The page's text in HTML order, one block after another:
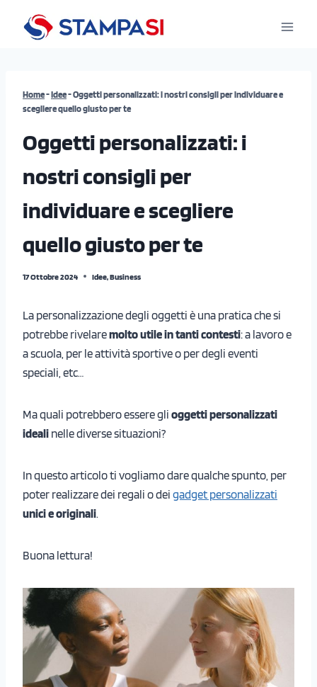
Home-Idee-Oggetti personalizzati: i nostri consigli per individuare e
scegliere quello giusto per te
Oggetti personalizzati: i
nostri consigli per
individuare e scegliere
quello giusto per te
17 Ottobre 2024 Idee,Business
La personalizzazione degli oggetti è una pratica che si
potrebbe rivelaremolto utile in tanti contesti: a lavoro e
a scuola, per le attività sportive o per degli eventi
speciali, etc…
Ma quali potrebbero essere gli oggetti personalizzati
ideali nelle diverse situazioni?
In questo articolo ti vogliamo dare qualche spunto, per
poter realizzare dei regali o dei gadget personalizzati
unici e originali.
Buona lettura!